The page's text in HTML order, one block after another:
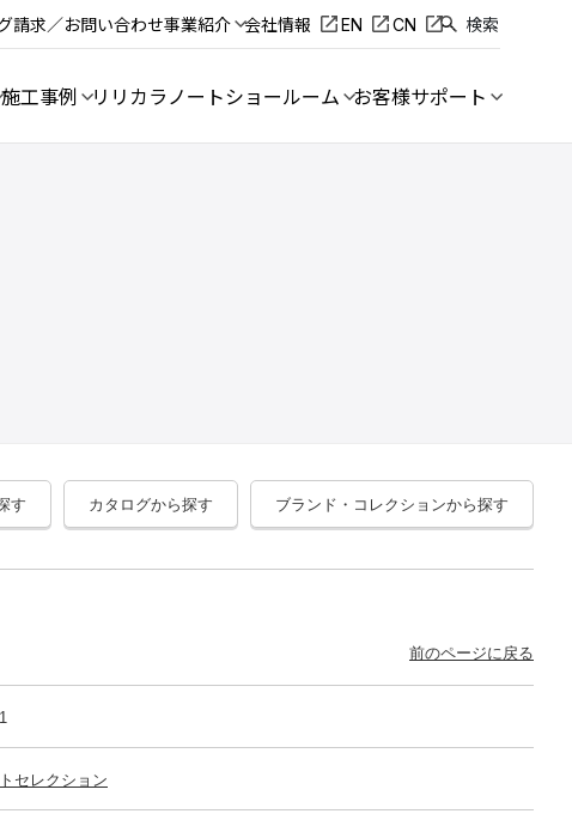
請求／お問い合わせ事業紹介 会社情報 EN CN 検索
施工事例 リリカラノートショールーム お客様サポート
す カタログから探す ブランド・コレクションから探す
前のページに戻る
セレクション